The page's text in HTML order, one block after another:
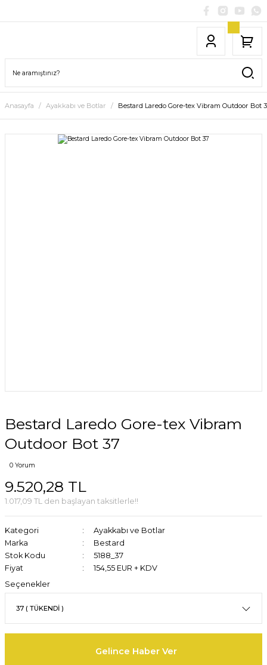
Anasayfa Ayakkabı ve Botlar Bestard Laredo Gore-tex Vibram Outdoor Bot
Bestard Laredo Gore-tex Vibram
Outdoor Bot 37
0 Yorum
9.520,28 TL
1.017,09 TL den başlayan taksitlerle!!
Kategori
Ayakkabı ve Botlar
Marka
Bestard
Stok Kodu
5188_37
Fiyat
154,55 EUR + KDV
Seçenekler
Gelince Haber Ver